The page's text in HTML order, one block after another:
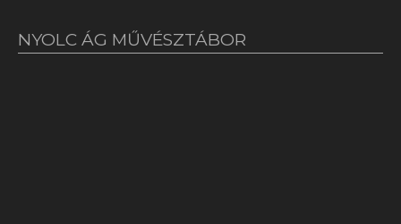
NYOLC ÁG MŰVÉSZTÁBOR